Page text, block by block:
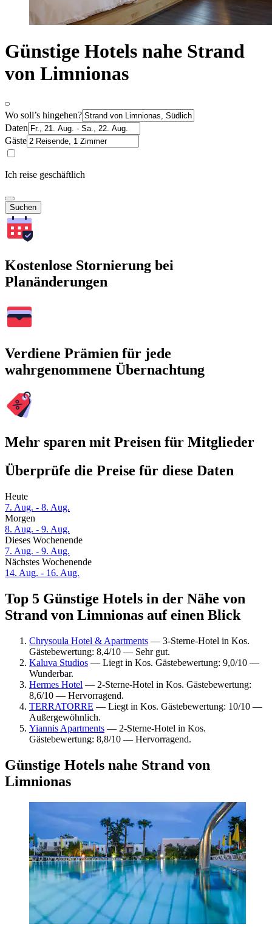
Günstige Hotels nahe Strand
von Limnionas
Wo soll’s hingehen?
Daten
Gäste
Ich reise geschäftlich
Suchen
Kostenlose Stornierung bei
Planänderungen
Verdiene Prämien für jede
wahrgenommene Übernachtung
Mehr sparen mit Preisen für Mitglieder
Überprüfe die Preise für diese Daten
Heute
7. Aug. - 8. Aug.
Morgen
8. Aug. - 9. Aug.
Dieses Wochenende
7. Aug. - 9. Aug.
Nächstes Wochenende
14. Aug. - 16. Aug.
Top 5 Günstige Hotels in der Nähe von
Strand von Limnionas auf einen Blick
Chrysoula Hotel & Apartments — 3-Sterne-Hotel in Kos.
Gästebewertung: 8,4/10 — Sehr gut.
Kaluva Studios — Liegt in Kos. Gästebewertung: 9,0/10 —
Wunderbar.
Hermes Hotel — 2-Sterne-Hotel in Kos. Gästebewertung:
8,6/10 — Hervorragend.
TERRATORRE — Liegt in Kos. Gästebewertung: 10/10 —
Außergewöhnlich.
Yiannis Apartments — 2-Sterne-Hotel in Kos.
Gästebewertung: 8,8/10 — Hervorragend.
Günstige Hotels nahe Strand von
Limnionas